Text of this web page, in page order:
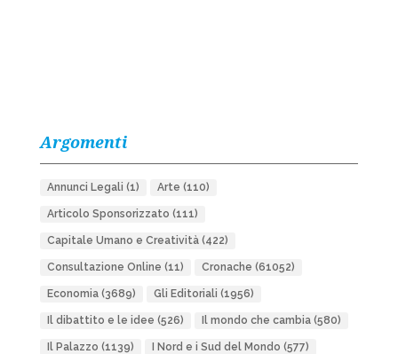
Argomenti
Annunci Legali (1) Arte (110)
Articolo Sponsorizzato (111)
Capitale Umano e Creatività(422)
Consultazione Online (11) Cronache (61052)
Economia(3689) Gli Editoriali (1956)
Il dibattito e le idee (526) Il mondo che cambia(580)
Il Palazzo (1139) I Nord e i Sud del Mondo (577)